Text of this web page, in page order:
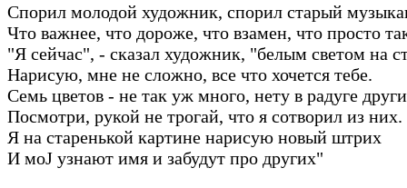
Спорил молодой художник, спорил старый
Что важнее, что дороже, что взамен, что просто
"Я сейчас", - сказал художник, "белым светом на
Нарисую, мне не сложно, все что хочется тебе.
Семь цветов - не так уж много, нету в радуге
Посмотри, рукой не трогай, что я сотворил из них.
Я на старенькой картине нарисую новый штрих
И моЈ узнают имя и забудут про других"